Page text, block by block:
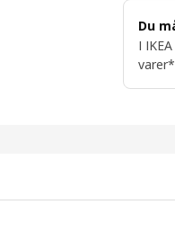
Du
I